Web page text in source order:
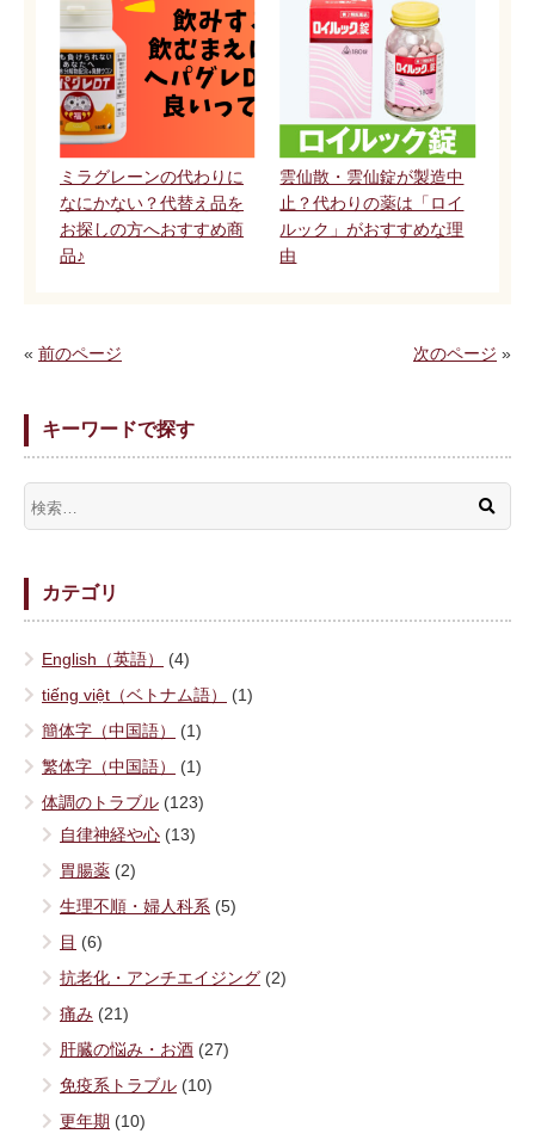
ミラグレーンの代わりに
なにかない？代替え品を
お探しの方へおすすめ商
品♪
雲仙散・雲仙錠が製造中
止？代わりの薬は「ロイ
ルック」がおすすめな理
由
« 前のページ 次のページ »
キーワードで探す
カテゴリ
English（英語）
(4)
tiếng việt（ベトナム語）
(1)
簡体字（中国語）
(1)
繁体字（中国語）
(1)
体調のトラブル (123)
自律神経や心 (13)
胃腸薬 (2)
生理不順・婦人科系 (5)
目 (6)
抗老化・アンチエイジング (2)
痛み (21)
肝臓の悩み・お酒 (27)
免疫系トラブル (10)
更年期 (10)